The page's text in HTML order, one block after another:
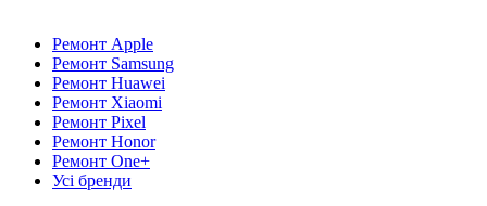
Ремонт Apple
Ремонт Samsung
Ремонт Huawei
Ремонт Xiaomi
Ремонт Pixel
Ремонт Honor
Ремонт One+
Усі бренди